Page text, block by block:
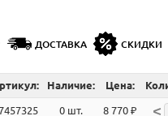
ДОСТАВКА СКИДКИ
Наличие: Цена:
0 шт. 8 770 ₽ <